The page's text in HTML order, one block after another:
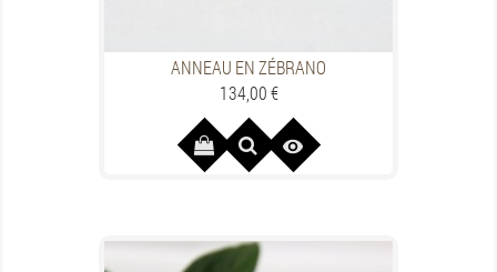
ANNEAU EN ZÉBRANO
Preis
134,00 €
